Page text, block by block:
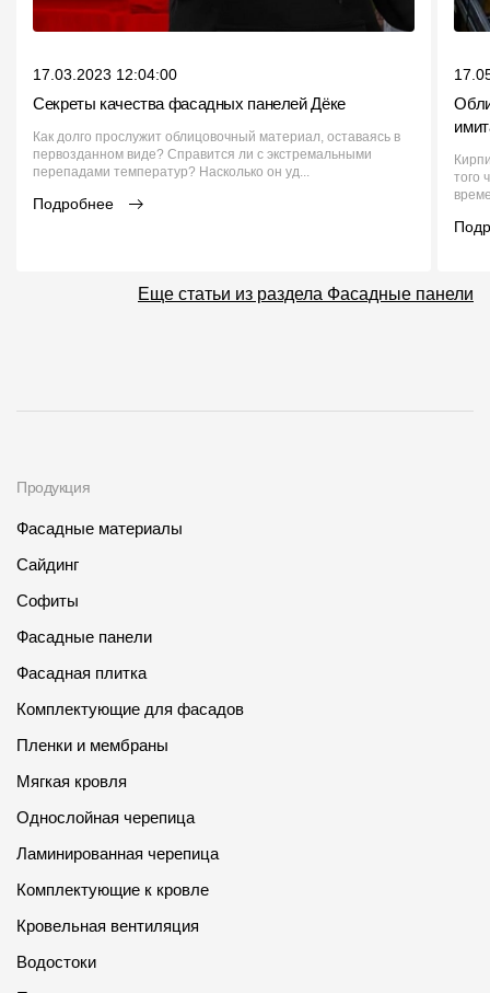
17.03.2023 12:04:00
Секреты качества фасадных панелей Дёке
Как долго прослужит облицовочный материал, оставаясь в
первозданном виде? Справится ли с экстремальными
перепадами температур? Насколько он уд...
Подробнее
того
Еще статьи из раздела Фасадные панели
Продукция
Фасадные материалы
Сайдинг
Софиты
Фасадные панели
Фасадная плитка
Комплектующие для фасадов
Пленки и мембраны
Мягкая кровля
Однослойная черепица
Ламинированная черепица
Комплектующие к кровле
Кровельная вентиляция
Водостоки